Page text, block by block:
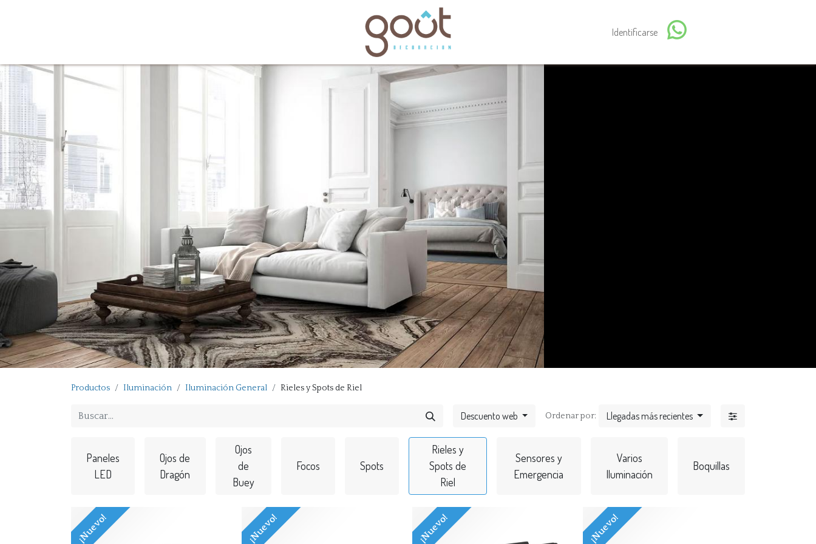
Identificarse
Productos Iluminación Iluminación General Rieles y Spots de Riel
Descuento web Ordenar por: Llegadas más recientes
Paneles
LED
Ojos de
Dragón
Ojos
de
Buey
Focos Spots
Rieles y
Spots de
Riel
Sensores y
Emergencia
Varios
Iluminación
Boquillas
¡Nuevo! ¡Nuevo! ¡Nuevo! ¡Nuevo!